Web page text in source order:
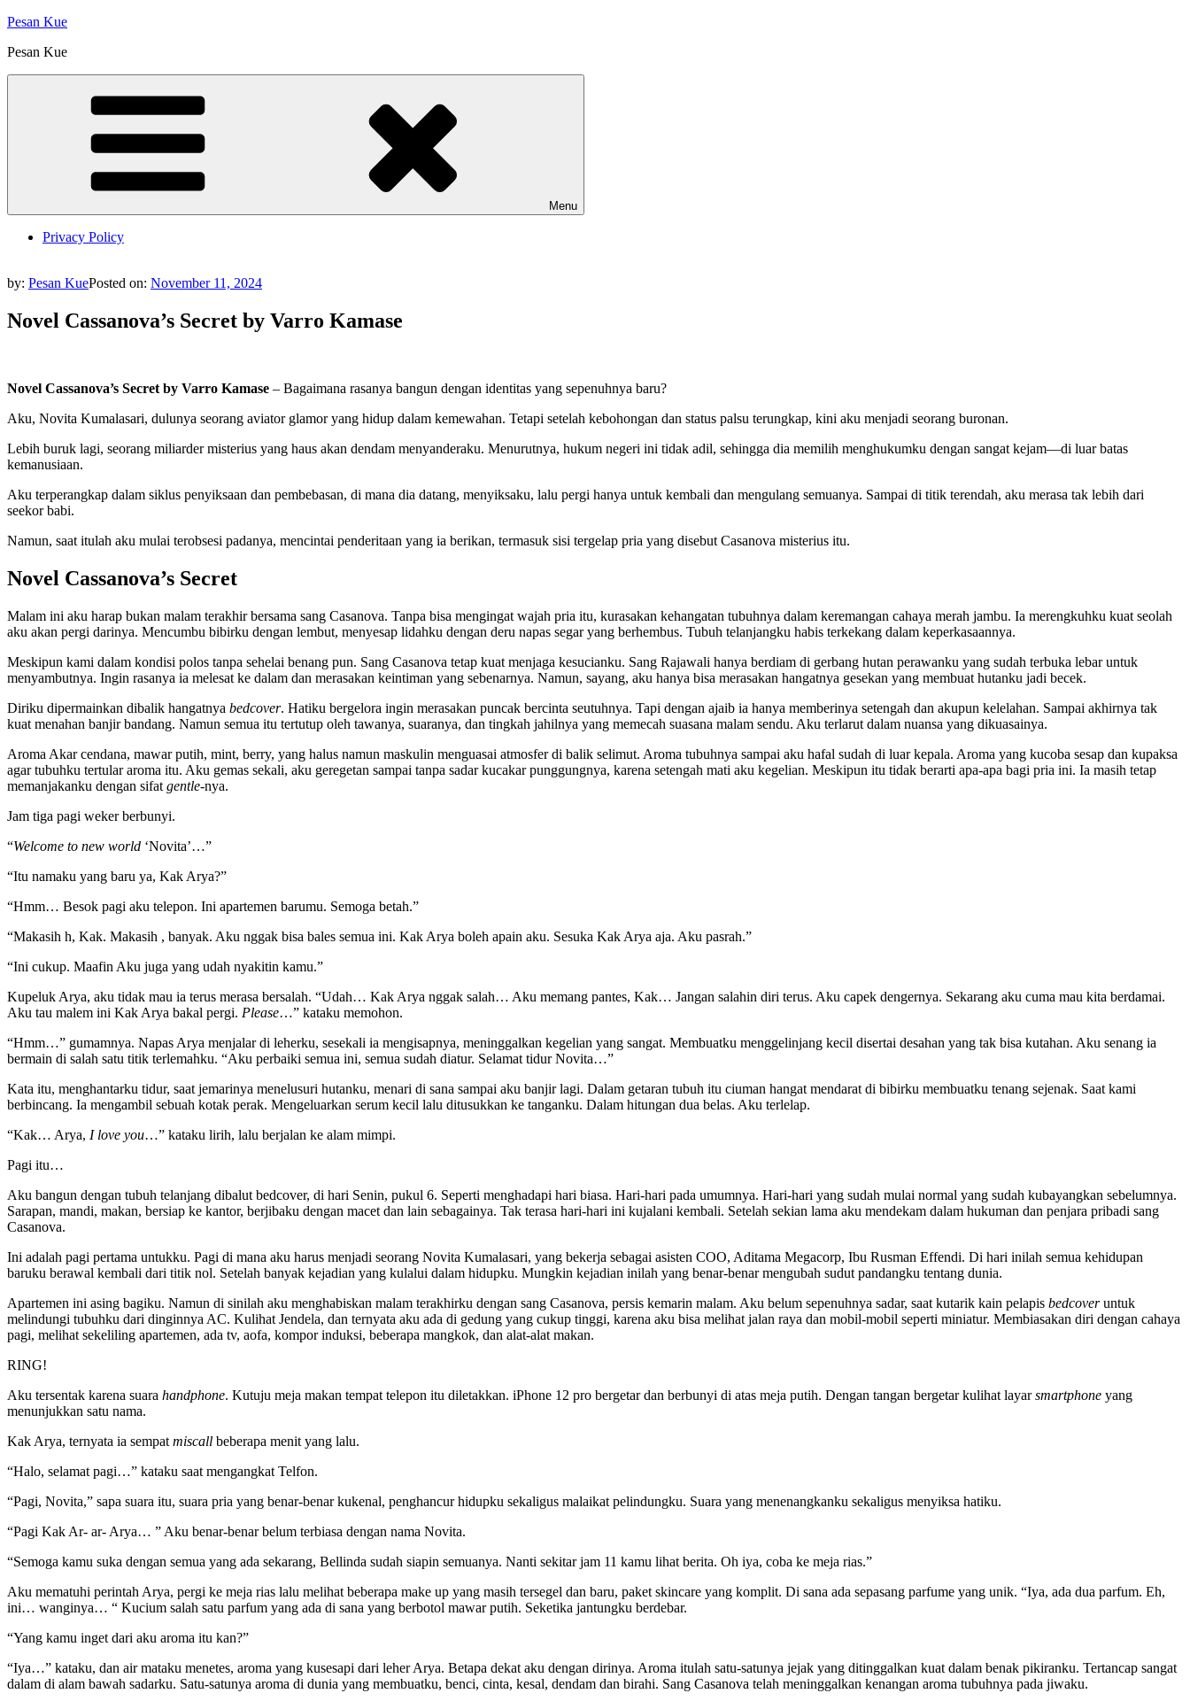
Skip
content
Pesan Kue
Pesan Kue
Menu
Privacy Policy
by: Pesan KuePosted on: November 11, 2024
Novel Cassanova’s Secret by Varro Kamase
Novel Cassanova’s Secret by Varro Kamase – Bagaimana rasanya bangun dengan identitas yang sepenuhnya baru?
Aku, Novita Kumalasari, dulunya seorang aviator glamor yang hidup dalam kemewahan. Tetapi setelah kebohongan dan status palsu terungkap, kini aku menjadi seorang buronan.
Lebih buruk lagi, seorang miliarder misterius yang haus akan dendam menyanderaku. Menurutnya, hukum negeri ini tidak adil, sehingga dia memilih menghukumku dengan sangat kejam—di luar batas
kemanusiaan.
Aku terperangkap dalam siklus penyiksaan dan pembebasan, di mana dia datang, menyiksaku, lalu pergi hanya untuk kembali dan mengulang semuanya. Sampai di titik terendah, aku merasa tak lebih dari
seekor babi.
Namun, saat itulah aku mulai terobsesi padanya, mencintai penderitaan yang ia berikan, termasuk sisi tergelap pria yang disebut Casanova misterius itu.
Novel Cassanova’s Secret
Malam ini aku harap bukan malam terakhir bersama sang Casanova. Tanpa bisa mengingat wajah pria itu, kurasakan kehangatan tubuhnya dalam keremangan cahaya merah jambu. Ia merengkuhku kuat seolah
aku akan pergi darinya. Mencumbu bibirku dengan lembut, menyesap lidahku dengan deru napas segar yang berhembus. Tubuh telanjangku habis terkekang dalam keperkasaannya.
Meskipun kami dalam kondisi polos tanpa sehelai benang pun. Sang Casanova tetap kuat menjaga kesucianku. Sang Rajawali hanya berdiam di gerbang hutan perawanku yang sudah terbuka lebar untuk
menyambutnya. Ingin rasanya ia melesat ke dalam dan merasakan keintiman yang sebenarnya. Namun, sayang, aku hanya bisa merasakan hangatnya gesekan yang membuat hutanku jadi becek.
Diriku dipermainkan dibalik hangatnya bedcover. Hatiku bergelora ingin merasakan puncak bercinta seutuhnya. Tapi dengan ajaib ia hanya memberinya setengah dan akupun kelelahan. Sampai akhirnya tak
kuat menahan banjir bandang. Namun semua itu tertutup oleh tawanya, suaranya, dan tingkah jahilnya yang memecah suasana malam sendu. Aku terlarut dalam nuansa yang dikuasainya.
Aroma Akar cendana, mawar putih, mint, berry, yang halus namun maskulin menguasai atmosfer di balik selimut. Aroma tubuhnya sampai aku hafal sudah di luar kepala. Aroma yang kucoba sesap dan kupaksa
agar tubuhku tertular aroma itu. Aku gemas sekali, aku geregetan sampai tanpa sadar kucakar punggungnya, karena setengah mati aku kegelian. Meskipun itu tidak berarti apa-apa bagi pria ini. Ia masih tetap
memanjakanku dengan sifat gentle-nya.
Jam tiga pagi weker berbunyi.
“Welcome to new world ‘Novita’…”
“Itu namaku yang baru ya, Kak Arya?”
“Hmm… Besok pagi aku telepon. Ini apartemen barumu. Semoga betah.”
“Makasih h, Kak. Makasih , banyak. Aku nggak bisa bales semua ini. Kak Arya boleh apain aku. Sesuka Kak Arya aja. Aku pasrah.”
“Ini cukup. Maafin Aku juga yang udah nyakitin kamu.”
Kupeluk Arya, aku tidak mau ia terus merasa bersalah. “Udah… Kak Arya nggak salah… Aku memang pantes, Kak… Jangan salahin diri terus. Aku capek dengernya. Sekarang aku cuma mau kita berdamai.
Aku tau malem ini Kak Arya bakal pergi. Please…” kataku memohon.
“Hmm…” gumamnya. Napas Arya menjalar di leherku, sesekali ia mengisapnya, meninggalkan kegelian yang sangat. Membuatku menggelinjang kecil disertai desahan yang tak bisa kutahan. Aku senang ia
bermain di salah satu titik terlemahku. “Aku perbaiki semua ini, semua sudah diatur. Selamat tidur Novita…”
Kata itu, menghantarku tidur, saat jemarinya menelusuri hutanku, menari di sana sampai aku banjir lagi. Dalam getaran tubuh itu ciuman hangat mendarat di bibirku membuatku tenang sejenak. Saat kami
berbincang. Ia mengambil sebuah kotak perak. Mengeluarkan serum kecil lalu ditusukkan ke tanganku. Dalam hitungan dua belas. Aku terlelap.
“Kak… Arya, I love you…” kataku lirih, lalu berjalan ke alam mimpi.
Pagi itu…
Aku bangun dengan tubuh telanjang dibalut bedcover, di hari Senin, pukul 6. Seperti menghadapi hari biasa. Hari-hari pada umumnya. Hari-hari yang sudah mulai normal yang sudah kubayangkan sebelumnya.
Sarapan, mandi, makan, bersiap ke kantor, berjibaku dengan macet dan lain sebagainya. Tak terasa hari-hari ini kujalani kembali. Setelah sekian lama aku mendekam dalam hukuman dan penjara pribadi sang
Casanova.
Ini adalah pagi pertama untukku. Pagi di mana aku harus menjadi seorang Novita Kumalasari, yang bekerja sebagai asisten COO, Aditama Megacorp, Ibu Rusman Effendi. Di hari inilah semua kehidupan
baruku berawal kembali dari titik nol. Setelah banyak kejadian yang kulalui dalam hidupku. Mungkin kejadian inilah yang benar-benar mengubah sudut pandangku tentang dunia.
Apartemen ini asing bagiku. Namun di sinilah aku menghabiskan malam terakhirku dengan sang Casanova, persis kemarin malam. Aku belum sepenuhnya sadar, saat kutarik kain pelapis bedcoveruntuk
melindungi tubuhku dari dinginnya AC. Kulihat Jendela, dan ternyata aku ada di gedung yang cukup tinggi, karena aku bisa melihat jalan raya dan mobil-mobil seperti miniatur. Membiasakan diri dengan cahaya
pagi, melihat sekeliling apartemen, ada tv, aofa, kompor induksi, beberapa mangkok, dan alat-alat makan.
RING!
Aku tersentak karena suara handphone. Kutuju meja makan tempat telepon itu diletakkan. iPhone 12 pro bergetar dan berbunyi di atas meja putih. Dengan tangan bergetar kulihat layarsmartphone yang
menunjukkan satu nama.
Kak Arya, ternyata ia sempat miscall beberapa menit yang lalu.
“Halo, selamat pagi…” kataku saat mengangkat Telfon.
“Pagi, Novita,” sapa suara itu, suara pria yang benar-benar kukenal, penghancur hidupku sekaligus malaikat pelindungku. Suara yang menenangkanku sekaligus menyiksa hatiku.
“Pagi Kak Ar- ar- Arya… ” Aku benar-benar belum terbiasa dengan nama Novita.
“Semoga kamu suka dengan semua yang ada sekarang, Bellinda sudah siapin semuanya. Nanti sekitar jam 11 kamu lihat berita. Oh iya, coba ke meja rias.”
Aku mematuhi perintah Arya, pergi ke meja rias lalu melihat beberapa make up yang masih tersegel dan baru, paket skincare yang komplit. Di sana ada sepasang parfume yang unik. “Iya, ada dua parfum. Eh,
ini… wanginya… “ Kucium salah satu parfum yang ada di sana yang berbotol mawar putih. Seketika jantungku berdebar.
“Yang kamu inget dari aku aroma itu kan?”
“Iya…” kataku, dan air mataku menetes, aroma yang kusesapi dari leher Arya. Betapa dekat aku dengan dirinya. Aroma itulah satu-satunya jejak yang ditinggalkan kuat dalam benak pikiranku. Tertancap sangat
dalam di alam bawah sadarku. Satu-satunya aroma di dunia yang membuatku, benci, cinta, kesal, dendam dan birahi. Sang Casanova telah meninggalkan kenangan aroma tubuhnya pada jiwaku.